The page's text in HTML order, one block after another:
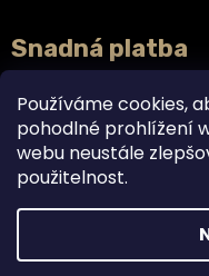
Používáme cookies,
pohodlné prohlížení
webu neustále
použitelnost.
Snadná platba